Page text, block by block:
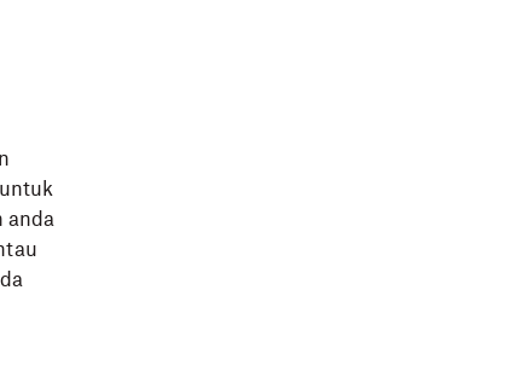
anda